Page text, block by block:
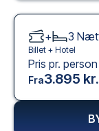
+ 3
Billet + Hotel
Pris pr. person
Fra3.895 kr.